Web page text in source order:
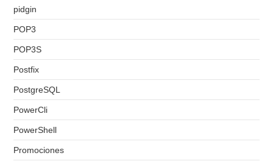
pidgin
POP3
POP3S
Postfix
PostgreSQL
PowerCli
PowerShell
Promociones